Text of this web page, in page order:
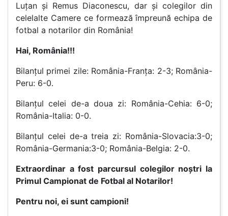
Luțan și Remus Diaconescu, dar și colegilor din
celelalte Camere ce formează împreună echipa de
fotbal a notarilor din România!
Hai, România!!!
Bilanțul primei zile: România-Franța: 2-3; România-
Peru: 6-0.
Bilanțul celei de-a doua zi: România-Cehia: 6-0;
România-Italia: 0-0.
Bilanțul celei de-a treia zi: România-Slovacia:3-0;
România-Germania:3-0; România-Belgia: 2-0.
Extraordinar a fost parcursul colegilor noștri la
Primul Campionat de Fotbal al Notarilor!
Pentru noi, ei sunt campioni!